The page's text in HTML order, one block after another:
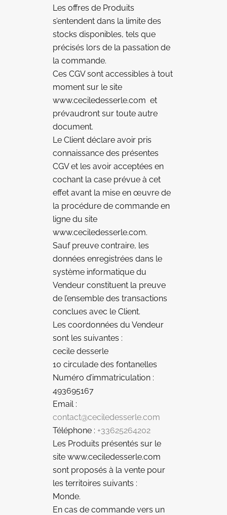
Les offres de Produits
s’entendent dans la limite des
stocks disponibles, tels que
précisés lors de la passation de
la commande.
Ces CGV sont accessibles à tout
moment sur le site
www.ceciledesserle.com et
prévaudront sur toute autre
document.
Le Client déclare avoir pris
connaissance des présentes
CGV et les avoir acceptées en
cochant la case prévue à cet
effet avant la mise en œuvre de
la procédure de commande en
ligne du site
www.ceciledesserle.com.
Sauf preuve contraire, les
données enregistrées dans le
système informatique du
Vendeur constituent la preuve
de l’ensemble des transactions
conclues avec le Client.
Les coordonnées du Vendeur
sont les suivantes :
cecile desserle
10 circulade des fontanelles
Numéro d’immatriculation :
493695167
Email :
contact@ceciledesserle.com
Téléphone : +33625264202
Les Produits présentés sur le
site www.ceciledesserle.com
sont proposés à la vente pour
les territoires suivants :
Monde.
En cas de commande vers un